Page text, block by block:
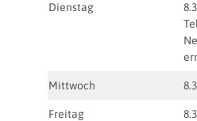
Dienstag
Mittwoch
Freitag